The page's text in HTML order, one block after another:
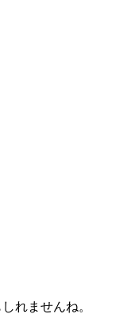
れませんね。